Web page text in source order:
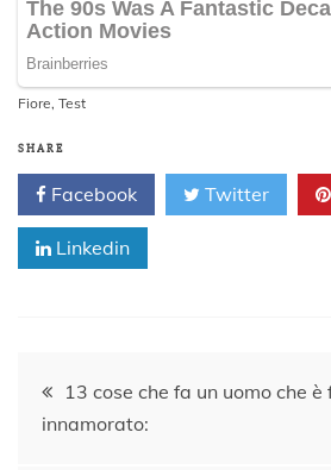
Fiore, Test
SHARE
Facebook Twitter
Linkedin
Navigazione
articoli
13 cose che fa un uomo che è
innamorato: